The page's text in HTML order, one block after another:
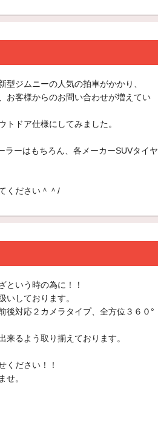
型ジムニーの人気の拍車がかかり、
お客様からのお問い合わせが増えてい
トドア仕様にしてみました。
ラーはもちろん、各メーカーSUVタイヤ
ください＾＾/
という時の為に！！
いしております。
後対応２カメラタイプ、全方位３６０°
来るよう取り揃えております。
ください！！
せ。